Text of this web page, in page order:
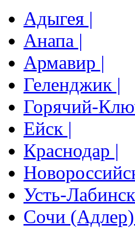
Адыгея |
Анапа |
Армавир |
Геленджик |
Горячий-
Ейск |
Краснодар |
Усть-
Сочи